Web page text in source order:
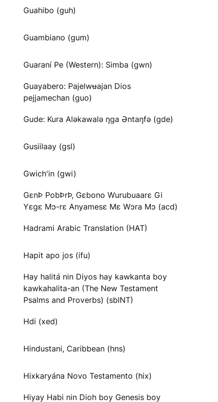
Guahibo (guh)
Guambiano (gum)
Guaraní Pe (Western): Simba (gwn)
Guayabero: Pajelwʉajan Dios
pejjamechan (guo)
Gude: Kura Aləkawalə ŋga Əntaŋfə (gde)
Gusiilaay (gsl)
Gwich'in (gwi)
GɛnÞ PobÞrÞ, Gɛbono Wurubuaarɛ Gi
Yɛgɛ Mɔ-rɛ Anyamesɛ Mɛ Wɔra Mɔ (acd)
Hadrami Arabic Translation (HAT)
Hapit apo jos (ifu)
Hay halitá nin Diyos hay kawkanta boy
kawkahalita-an (The New Testament
Psalms and Proverbs) (sblNT)
Hdi (xed)
Hindustani, Caribbean (hns)
Hixkaryána Novo Testamento (hix)
Hiyay Habi nin Dioh boy Genesis boy